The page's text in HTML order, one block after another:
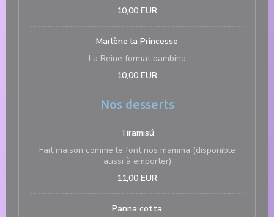
10,00 EUR
Marlène la Princesse
La Reine format bambina
10,00 EUR
Nos desserts
Tiramisú
Fait maison comme le font nos mamma (disponible
aussi à emporter)
11,00 EUR
Panna cotta